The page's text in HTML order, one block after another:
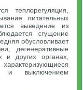
теплорегуляция,
питательных
выведение из
сгущение
обусловливает
дегенеративные
и других органах,
и выключением